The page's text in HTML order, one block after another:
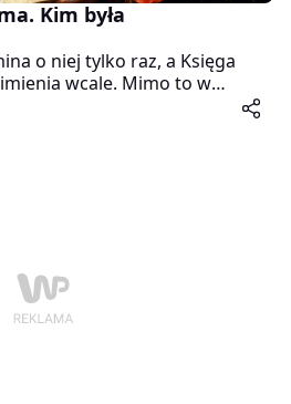
Kim była
o niej tylko raz, a Księga
wcale. Mimo to w
zaczęła być